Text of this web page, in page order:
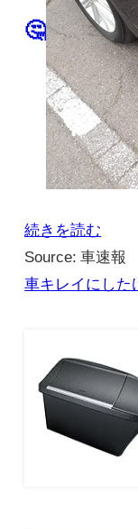
🤔
続きを読む
Source: 車速報
車キレイにした